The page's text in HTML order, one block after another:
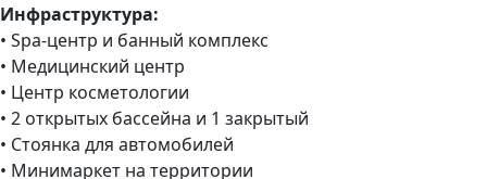
Инфраструктура:
• Spa-центр и банный комплекс
• Медицинский центр
• Центр косметологии
• 2 открытых бассейна и 1 закрытый
• Стоянка для автомобилей
• Минимаркет на территории